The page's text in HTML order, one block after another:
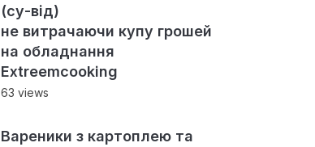
(су-від)
не витрачаючи купу грошей
на обладнання
Extreemcooking
63 views
Вареники з картоплею та